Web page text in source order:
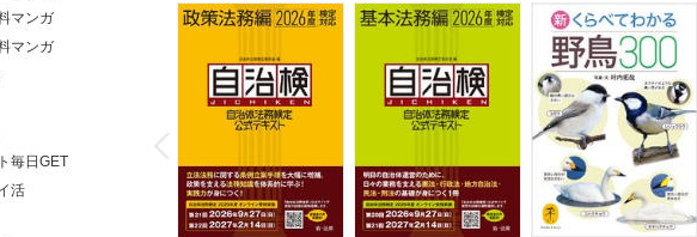
マンガ
マンガ
毎日GET
活
P
r
e
i
o
u
s